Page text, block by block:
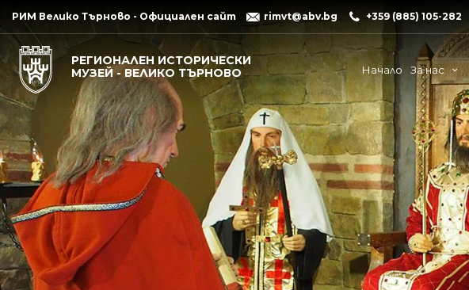
РИМ Велико Търново - Официален сайт rimvt@abv.bg +359 (885) 105-282
РЕГИОНАЛЕН ИСТОРИЧЕСКИ
МУЗЕЙ - ВЕЛИКО ТЪРНОВО
Начало За нас